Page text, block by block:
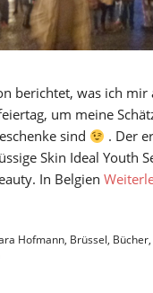
berichtet, was ich
um meine
sind
. Der
Skin Ideal Youth
In Belgien
Hofmann, Brüssel, Bücher,